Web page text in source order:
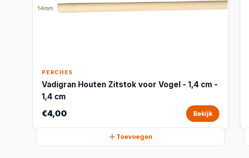
PERCHES
Vadigran Houten Zitstok voor Vogel - 1,4 cm -
1,4 cm
€4,00 Bekijk
Toevoegen